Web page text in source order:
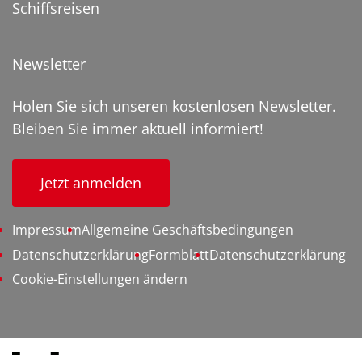
Schiffsreisen
Newsletter
Holen Sie sich unseren kostenlosen Newsletter.
Bleiben Sie immer aktuell informiert!
Jetzt anmelden
ImpressumAllgemeine Geschäftsbedingungen
DatenschutzerklärungFormblattDatenschutzerklärung
Cookie-Einstellungen ändern